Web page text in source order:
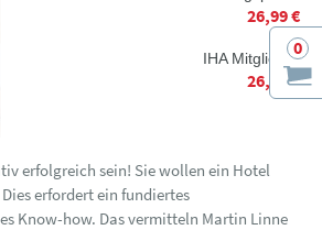
0
26,99 €
IHA Mitglieder
26,99 €
erfolgreich sein! Sie wollen ein Hotel
erfordert ein fundiertes
Know-how. Das vermitteln Martin Linne